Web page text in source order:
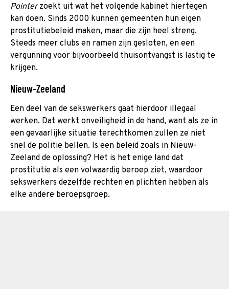
Pointerzoekt uit wat het volgende kabinet hiertegen
kan doen. Sinds 2000 kunnen gemeenten hun eigen
prostitutiebeleid maken, maar die zijn heel streng.
Steeds meer clubs en ramen zijn gesloten, en een
vergunning voor bijvoorbeeld thuisontvangst is lastig te
krijgen.
Nieuw-Zeeland
Een deel van de sekswerkers gaat hierdoor illegaal
werken. Dat werkt onveiligheid in de hand, want als ze in
een gevaarlijke situatie terechtkomen zullen ze niet
snel de politie bellen. Is een beleid zoals in Nieuw-
Zeeland de oplossing? Het is het enige land dat
prostitutie als een volwaardig beroep ziet, waardoor
sekswerkers dezelfde rechten en plichten hebben als
elke andere beroepsgroep.